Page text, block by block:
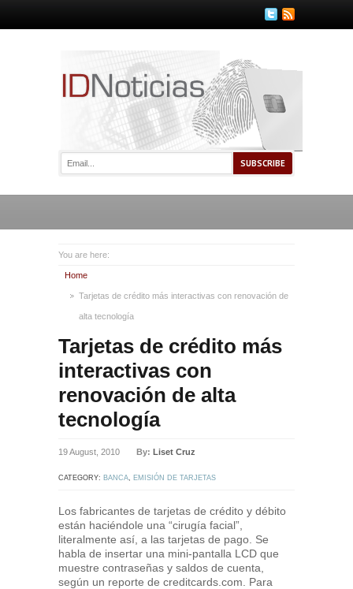
You are here:
Home
Tarjetas de crédito más interactivas con renovación de
alta tecnología
Tarjetas de crédito más
interactivas con
renovación de alta
tecnología
19 August, 2010 By: Liset Cruz
CATEGORY: BANCA, EMISIÓN DE TARJETAS
Los fabricantes de tarjetas de crédito y débito
están haciéndole una “cirugía facial”,
literalmente así, a las tarjetas de pago. Se
habla de insertar una mini-pantalla LCD que
muestre contraseñas y saldos de cuenta,
según un reporte de creditcards.com. Para